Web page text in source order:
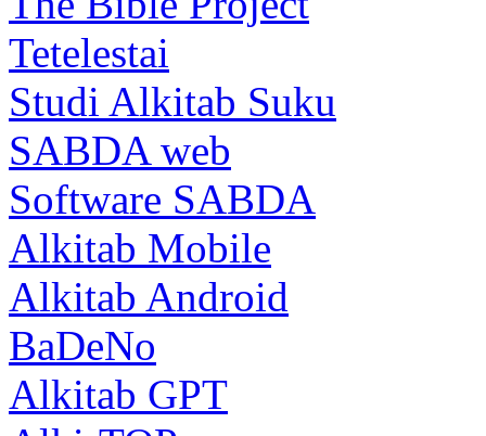
Tetelestai
Studi Alkitab Suku
SABDA web
Software SABDA
Alkitab Mobile
Alkitab Android
BaDeNo
Alkitab GPT